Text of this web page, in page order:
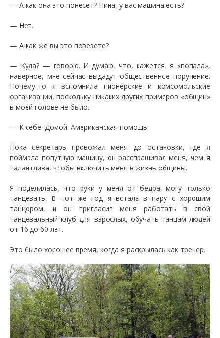
— А как она это понесет? Нина, у вас машина есть?
— Нет.
— А как же вы это повезете?
— Куда? — говорю. И думаю, что, кажется, я «попала»,
наверное, мне сейчас выдадут общественное поручение.
Почему-то я вспомнила пионерские и комсомольские
организации, поскольку никаких других примеров «общин»
в моей голове не было.
— К себе. Домой. Американская помощь.
Пока секретарь провожал меня до остановки, где я
поймала попутную машину, он расспрашивал меня, чем я
талантлива, чтобы включить меня в жизнь общины.
Я поделилась, что руки у меня от бедра, могу только
танцевать. В тот же год я встала в пару с хорошим
танцором, и он пригласил меня работать в свой
танцевальный клуб для взрослых, обучать танцам людей
от 16 до 60 лет.
Это было хорошее время, когда я раскрылась как тренер.